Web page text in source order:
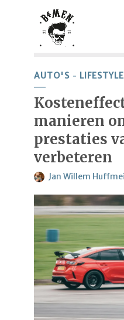
AUTO'S LIFESTYLE
manieren
prestaties
verbeteren
Jan Willem